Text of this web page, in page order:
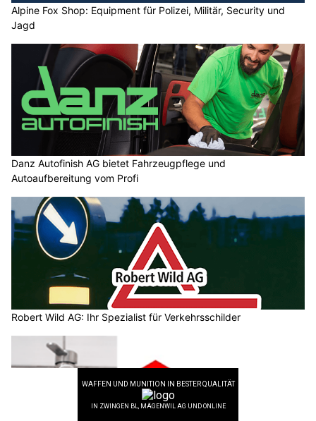
Alpine Fox Shop: Equipment für Polizei, Militär, Security und
Jagd
Danz Autofinish AG bietet Fahrzeugpflege und
Autoaufbereitung vom Profi
Robert Wild AG: Ihr Spezialist für Verkehrsschilder